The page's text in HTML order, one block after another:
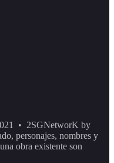
• 2SGNetworK by
personajes, nombres y
obra existente son